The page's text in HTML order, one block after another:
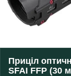
Приціл
SFAI FFP (30